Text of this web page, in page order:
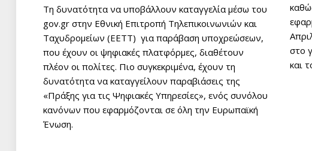
Τη δυνατότητα να υποβάλλουν καταγγελία μέσω του
gov.gr στην Εθνική Επιτροπή Τηλεπικοινωνιών και
Ταχυδρομείων (ΕΕΤΤ) για παράβαση υποχρεώσεων,
που έχουν οι ψηφιακές πλατφόρμες, διαθέτουν
πλέον οι πολίτες. Πιο συγκεκριμένα, έχουν τη
δυνατότητα να καταγγείλουν παραβιάσεις της
«Πράξης για τις Ψηφιακές Υπηρεσίες», ενός συνόλου
κανόνων που εφαρμόζονται σε όλη την Ευρωπαϊκή
Ένωση.
στο
και